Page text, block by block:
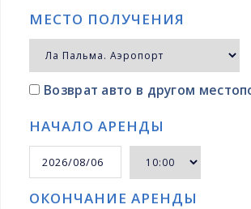
МЕСТО ПОЛУЧЕНИЯ
Возврат авто в другом
НАЧАЛО АРЕНДЫ
ОКОНЧАНИЕ АРЕНДЫ